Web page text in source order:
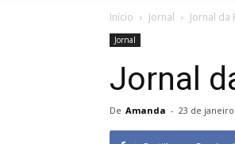
Início Jornal Jornal da
Jornal
Jornal
De Amanda - 23 de